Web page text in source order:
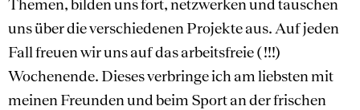
Themen, bilden uns fort, netzwerken und tauschen
uns über die verschiedenen Projekte aus. Auf jeden
Fall freuen wir uns auf das arbeitsfreie ( !!!)
Wochenende. Dieses verbringe ich am liebsten mit
meinen Freunden und beim Sport an der frischen